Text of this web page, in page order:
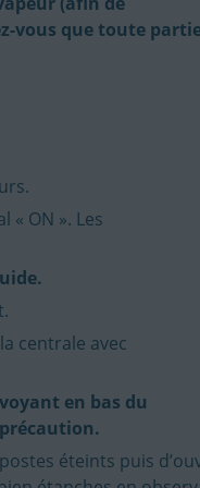
vous que toute
ON ». Les
centrale avec
en bas du
éteints puis